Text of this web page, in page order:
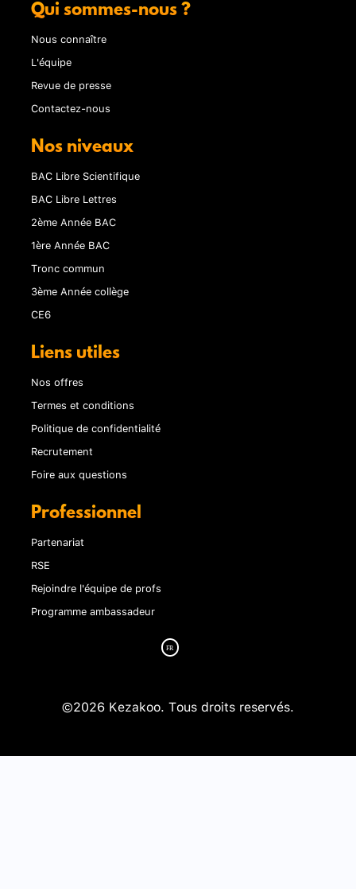
Qui sommes-nous ?
Nous connaître
L'équipe
Revue de presse
Contactez-nous
Nos niveaux
BAC Libre Scientifique
BAC Libre Lettres
2ème Année BAC
1ère Année BAC
Tronc commun
3ème Année collège
CE6
Liens utiles
Nos offres
Termes et conditions
Politique de confidentialité
Recrutement
Foire aux questions
Professionnel
Partenariat
RSE
Rejoindre l'équipe de profs
Programme ambassadeur
©2026 Kezakoo. Tous droits reservés.